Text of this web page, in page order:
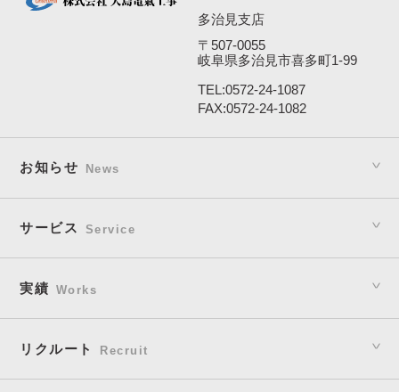
多治見支店
〒507-0055
岐阜県多治見市喜多町1-99
TEL:0572-24-1087
FAX:0572-24-1082
News
お知らせ
Service
サービス
Works
実績
Recruit
リクルート